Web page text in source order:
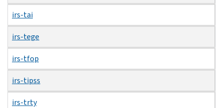
irs-tai
irs-tege
irs-tfop
irs-tipss
irs-trty